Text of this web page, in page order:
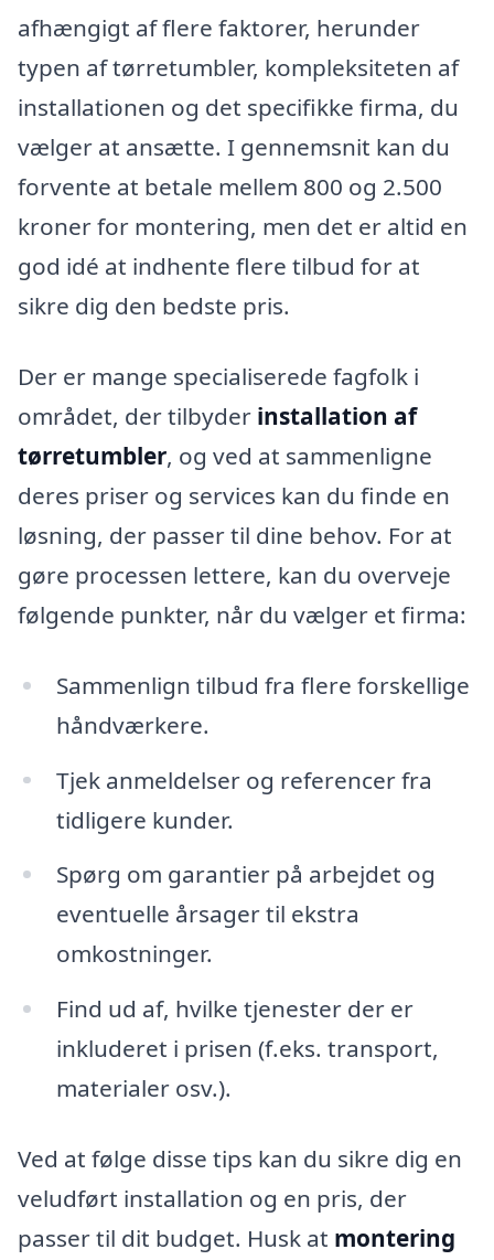
afhængigt af flere faktorer, herunder
typen af tørretumbler, kompleksiteten af
installationen og det specifikke firma, du
vælger at ansætte. I gennemsnit kan du
forvente at betale mellem 800 og 2.500
kroner for montering, men det er altid en
god idé at indhente flere tilbud for at
sikre dig den bedste pris.
Der er mange specialiserede fagfolk i
området, der tilbyder installation af
tørretumbler, og ved at sammenligne
deres priser og services kan du finde en
løsning, der passer til dine behov. For at
gøre processen lettere, kan du overveje
følgende punkter, når du vælger et firma:
Sammenlign tilbud fra flere forskellige
håndværkere.
Tjek anmeldelser og referencer fra
tidligere kunder.
Spørg om garantier på arbejdet og
eventuelle årsager til ekstra
omkostninger.
Find ud af, hvilke tjenester der er
inkluderet i prisen (f.eks. transport,
materialer osv.).
Ved at følge disse tips kan du sikre dig en
veludført installation og en pris, der
passer til dit budget. Husk at montering